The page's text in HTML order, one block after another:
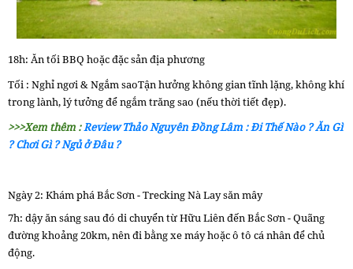
18h: Ăn tối BBQ hoặc đặc sản địa phương
Tối : Nghỉ ngơi & Ngắm saoTận hưởng không gian tĩnh lặng, không khí
trong lành, lý tưởng để ngắm trăng sao (nếu thời tiết đẹp).
>>>Xem thêm :Review Thảo Nguyên Đồng Lâm : Đi Thế Nào ? Ăn Gì
? Chơi Gì ? Ngủ ở Đâu ?
Ngày 2: Khám phá Bắc Sơn - Trecking Nà Lay săn mây
7h: dậy ăn sáng sau đó di chuyển từ Hữu Liên đến Bắc Sơn - Quãng
đường khoảng 20km, nên đi bằng xe máy hoặc ô tô cá nhân để chủ
động.